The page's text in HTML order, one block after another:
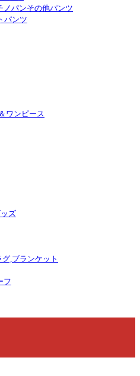
ノパンその他パンツ
パンツ
ワンピース
ズ
グ,ブランケット
フ